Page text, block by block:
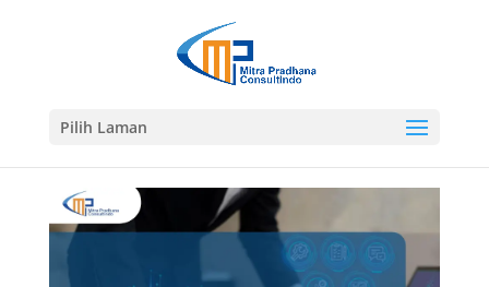
Pilih Laman